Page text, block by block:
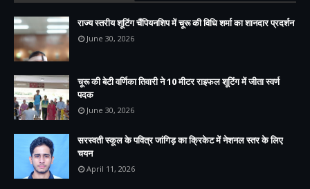
राज्य स्तरीय शूटिंग चैंपियनशिप में चूरू की विधि शर्मा का शानदार प्रदर्शन
June 30, 2026
चूरू की बेटी वर्णिका तिवारी ने 10 मीटर राइफल शूटिंग में जीता स्वर्ण
पदक
June 30, 2026
सरस्वती स्कूल के पवित्र जांगिड़ का क्रिकेट में नेशनल स्तर के लिए
चयन
April 11, 2026